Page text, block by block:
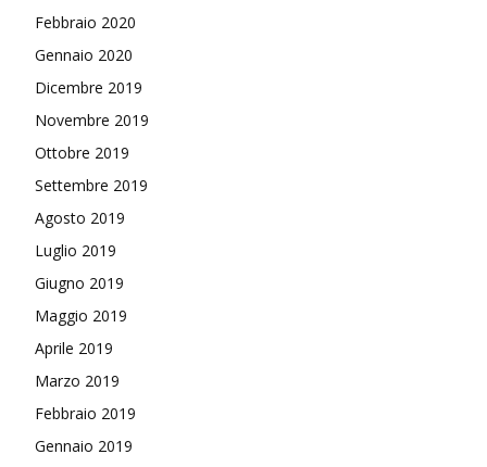
Febbraio 2020
Gennaio 2020
Dicembre 2019
Novembre 2019
Ottobre 2019
Settembre 2019
Agosto 2019
Luglio 2019
Giugno 2019
Maggio 2019
Aprile 2019
Marzo 2019
Febbraio 2019
Gennaio 2019